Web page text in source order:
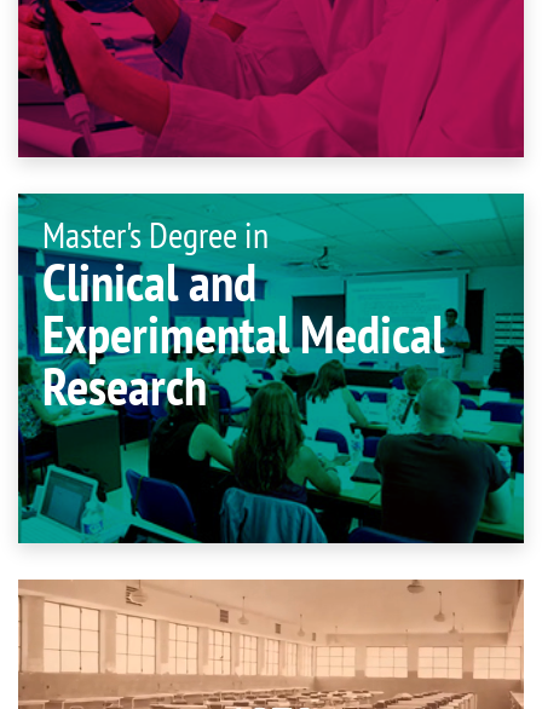
Master's Degree in
Clinical and
Experimental Medical
Research